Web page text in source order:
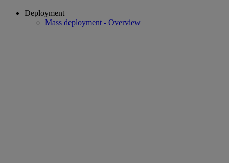
Deployment
Mass deployment - Overview